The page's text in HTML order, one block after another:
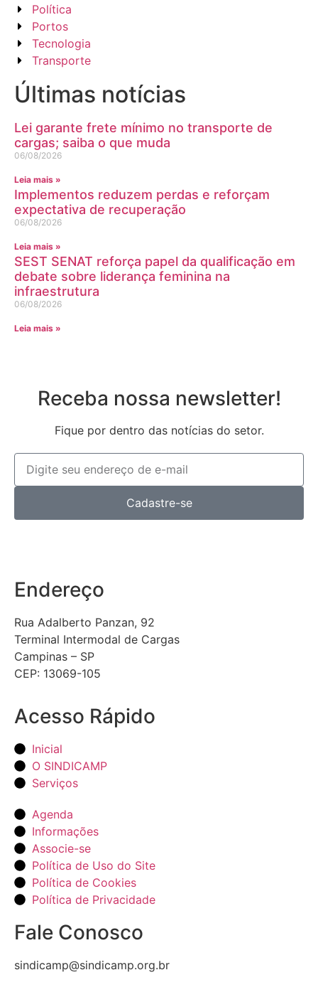
Política
Portos
Tecnologia
Transporte
Últimas notícias
Lei garante frete mínimo no transporte de
cargas; saiba o que muda
06/08/2026
Leia mais »
Implementos reduzem perdas e reforçam
expectativa de recuperação
06/08/2026
Leia mais »
SEST SENAT reforça papel da qualificação em
debate sobre liderança feminina na
infraestrutura
06/08/2026
Leia mais »
Receba nossa newsletter!
Fique por dentro das notícias do setor.
Cadastre-se
Endereço
Rua Adalberto Panzan, 92
Terminal Intermodal de Cargas
Campinas – SP
CEP: 13069-105
Acesso Rápido
Inicial
O SINDICAMP
Serviços
Agenda
Informações
Associe-se
Política de Uso do Site
Política de Cookies
Política de Privacidade
Fale Conosco
sindicamp@sindicamp.org.br